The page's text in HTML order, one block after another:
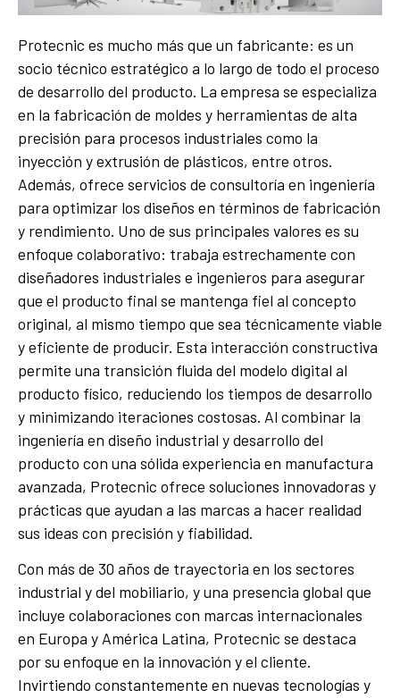
Protecnic es mucho más que un fabricante: es un
socio técnico estratégico a lo largo de todo el proceso
de desarrollo del producto. La empresa se especializa
en la fabricación de moldes y herramientas de alta
precisión para procesos industriales como la
inyección y extrusión de plásticos, entre otros.
Además, ofrece servicios de consultoría en ingeniería
para optimizar los diseños en términos de fabricación
y rendimiento. Uno de sus principales valores es su
enfoque colaborativo: trabaja estrechamente con
diseñadores industriales e ingenieros para asegurar
que el producto final se mantenga fiel al concepto
original, al mismo tiempo que sea técnicamente viable
y eficiente de producir. Esta interacción constructiva
permite una transición fluida del modelo digital al
producto físico, reduciendo los tiempos de desarrollo
y minimizando iteraciones costosas. Al combinar la
ingeniería en diseño industrial y desarrollo del
producto con una sólida experiencia en manufactura
avanzada, Protecnic ofrece soluciones innovadoras y
prácticas que ayudan a las marcas a hacer realidad
sus ideas con precisión y fiabilidad.
Con más de 30 años de trayectoria en los sectores
industrial y del mobiliario, y una presencia global que
incluye colaboraciones con marcas internacionales
en Europa y América Latina, Protecnic se destaca
por su enfoque en la innovación y el cliente.
Invirtiendo constantemente en nuevas tecnologías y